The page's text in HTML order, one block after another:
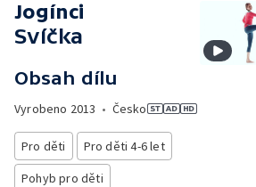
Jogínci
Svíčka
Obsah dílu
Vyrobeno 2013 • Česko
Pro děti
Pro děti 4-6 let
Pohyb pro děti